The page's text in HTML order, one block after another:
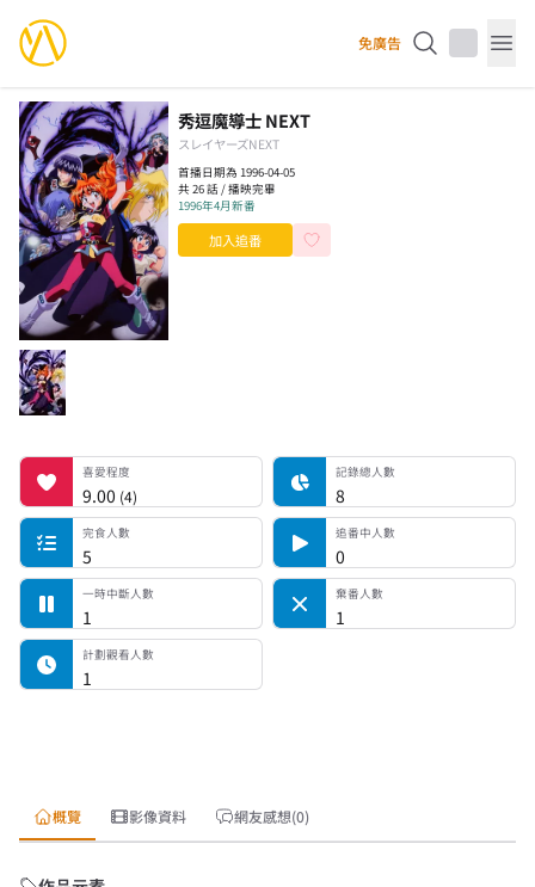
YourAnimes 你的動畫 免廣告
秀逗魔導士 NEXT
スレイヤーズNEXT
首播日期為 1996-04-05
共 26 話 / 播映完畢
1996年4月新番
加入追番
喜愛程度喜愛程度
9.00 (4)
記錄總人數 記錄總人數
8
完食人數
完食人數
5
追番中人數
追番中人數
0
一時中斷人數
一時中斷人數
1
棄番人數
棄番人數
1
計劃觀看人數
計劃觀看人數
1
概覽 影像資料 網友感想(0)